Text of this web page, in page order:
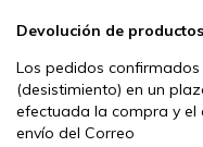
Devolución de productos
Los pedidos
(desistimiento) en un
efectuada la compra y el
envío del Correo